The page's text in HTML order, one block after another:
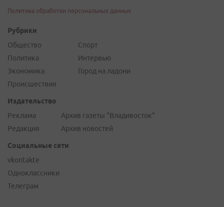
Политика обработки персональных данных
Рубрики
Общество
Политика
Экономика
Происшествия
Спорт
Интервью
Город на ладони
Издательство
Реклама
Редакция
Архив газеты "Владивосток"
Архив новостей
Социальные сети
vkontakte
Одноклассники
Телеграм